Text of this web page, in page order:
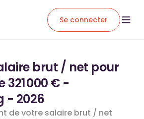
Se connecter
brut / net pour
321 000 € -
- 2026
de votre salaire brut / net